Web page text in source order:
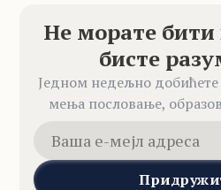
Не морате
бисте
Једном недељно добићете
мења пословање,